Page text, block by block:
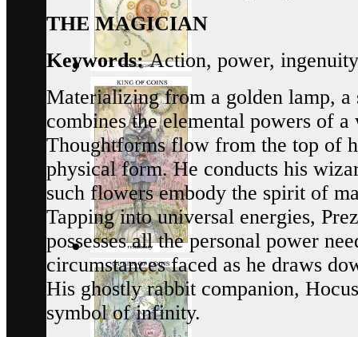
THE MAGICIAN
Keywords:Action, power,
Materializing from a golden lamp, a
combines the elemental powers of
Thoughtforms flow from the top of
physical form. He conducts his
such flowers embody the spirit of
Tapping into universal energies,
possesses all the personal power
circumstances faced as he draws
His ghostly rabbit companion,
symbol of infinity.